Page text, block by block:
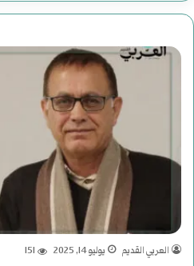
العربي القديم يوليو 14, 2025 151